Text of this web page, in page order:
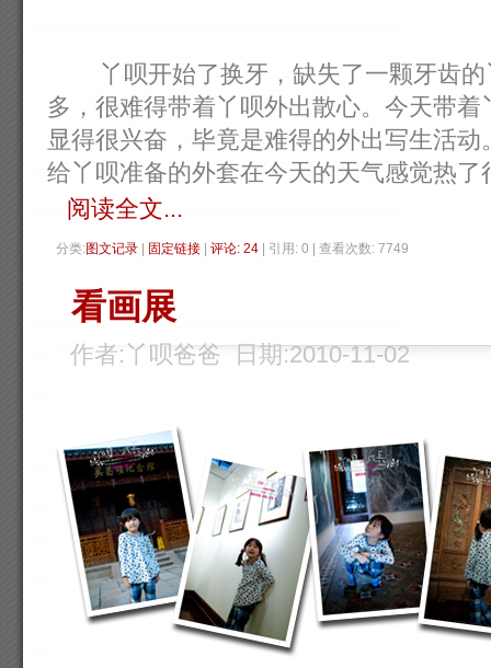
丫呗开始了换牙，缺失了一颗牙齿的
多，很难得带着丫呗外出散心。今天带
显得很兴奋，毕竟是难得的外出写生活
给丫呗准备的外套在今天的天气感觉热了
阅读全文...
分类:图文记录 固定链接 评论: 24 | 引用: 0 | 查看次数: 7749
看画展
作者:丫呗爸爸 日期:2010-11-02